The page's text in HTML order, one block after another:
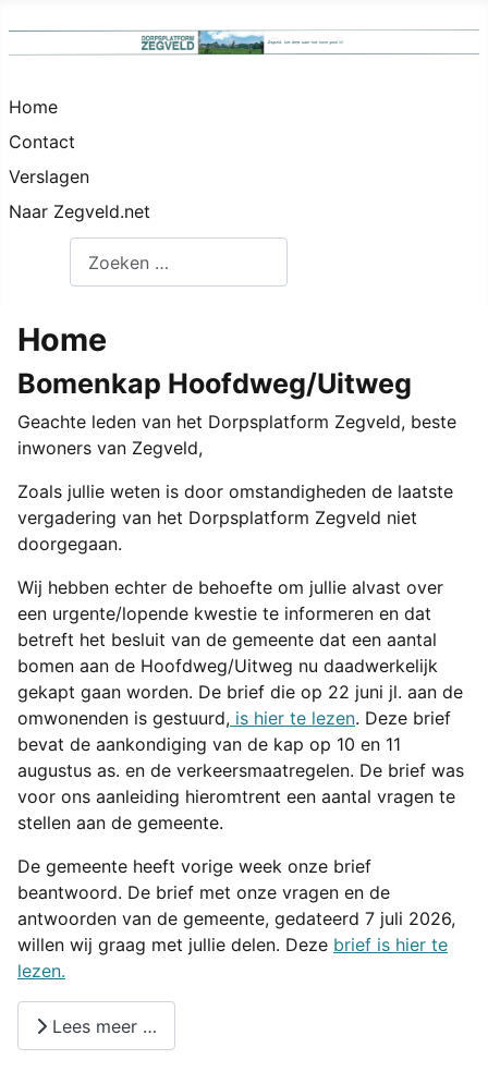
Home
Contact
Verslagen
Naar Zegveld.net
Home
Bomenkap Hoofdweg/Uitweg
Geachte leden van het Dorpsplatform Zegveld, beste
inwoners van Zegveld,
Zoals jullie weten is door omstandigheden de laatste
vergadering van het Dorpsplatform Zegveld niet
doorgegaan.
Wij hebben echter de behoefte om jullie alvast over
een urgente/lopende kwestie te informeren en dat
betreft het besluit van de gemeente dat een aantal
bomen aan de Hoofdweg/Uitweg nu daadwerkelijk
gekapt gaan worden. De brief die op 22 juni jl. aan de
omwonenden is gestuurd, is hier te lezen. Deze brief
bevat de aankondiging van de kap op 10 en 11
augustus as. en de verkeersmaatregelen. De brief was
voor ons aanleiding hieromtrent een aantal vragen te
stellen aan de gemeente.
De gemeente heeft vorige week onze brief
beantwoord. De brief met onze vragen en de
antwoorden van de gemeente, gedateerd 7 juli 2026,
willen wij graag met jullie delen. Deze brief is hier te
lezen.
Lees meer …